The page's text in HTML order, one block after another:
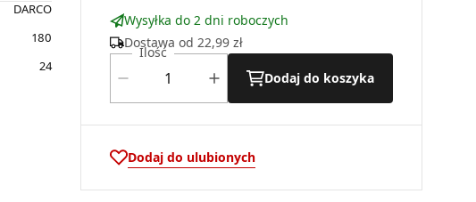
DARCO
180
24
Wysyłka do 2 dni roboczych
Dostawa od 22,99 zł
Ilość
Dodaj do koszyka
Dodaj do ulubionych